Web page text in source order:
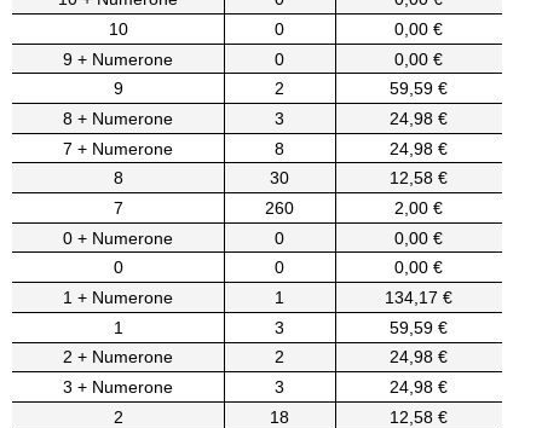
10
0
0,00 €
9 + Numerone
0
0,00 €
9
2
59,59 €
8 + Numerone
3
24,98 €
7 + Numerone
8
24,98 €
8
30
12,58 €
7
260
2,00 €
0 + Numerone
0
0,00 €
0
0
0,00 €
1 + Numerone
1
134,17 €
1
3
59,59 €
2 + Numerone
2
24,98 €
3 + Numerone
3
24,98 €
2
18
12,58 €